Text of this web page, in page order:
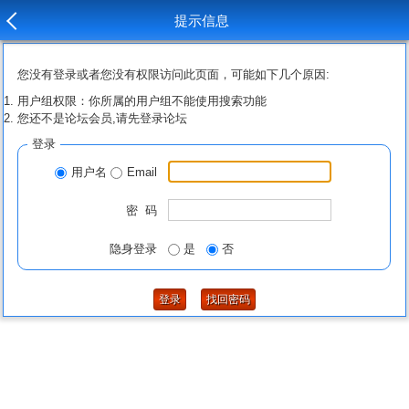
提示信息
您没有登录或者您没有权限访问此页面，可能如下几个原因:
用户组权限：你所属的用户组不能使用搜索功能
您还不是论坛会员,请先登录论坛
登录
用户名 Email
密 码
隐身登录 是 否